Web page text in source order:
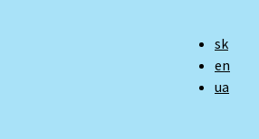
sk
en
ua